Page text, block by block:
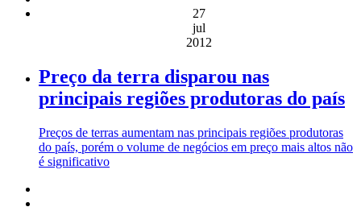
27
jul
2012
Preço da terra disparou nas
principais regiões produtoras do país
Preços de terras aumentam nas principais regiões produtoras
do país, porém o volume de negócios em preço mais altos não
é significativo